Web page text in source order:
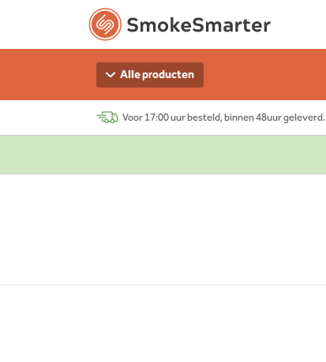
Alle producten
Voor 17:00 uur besteld, binnen 48uur geleverd.